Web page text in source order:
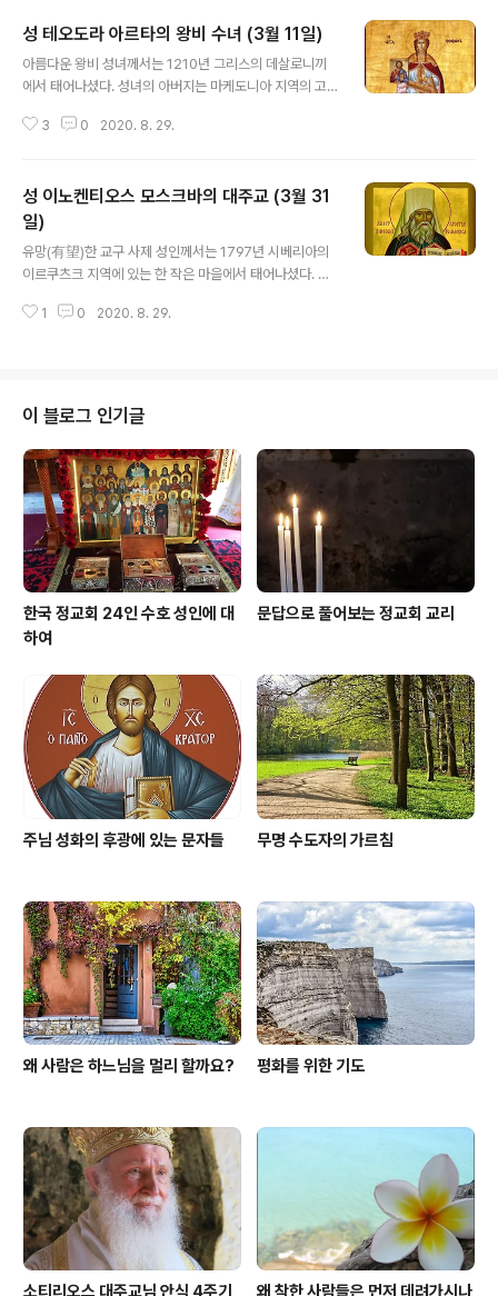
성 테오도라 아르타의 왕비 수녀 (3월 11일)
아름다운 왕비 성녀께서는 1210년 그리스의 데살로니끼
에서 태어나셨다. 성녀의 아버지는 마케도니아 지역의 고
엘레니는 딸을 하느님의 말씀으로 양육하였으며, 성녀는
(聖地)를 이슬람교도로부터 해방시킨다는 명분(名分) 아
래 비잔틴 황제를 공격하였다. 그리고 콘스탄티노플을 약
탈하면서 야만적인 행위를 저질렀다. 이때 비잔티움의 황
제와 귀족들은 그 도시를 떠나 소아시아의 폰도스(Pontu
리스의 서부지역) 등으로 흩어져서 통치하게 되었다. 123
3 0 2020. 8. 29.
성 이노켄티오스 모스크바의 대주교 (3월 31
일)
유망(有望)한 교구 사제 성인께서는 1797년 시베리아의
이르쿠츠크 지역에 있는 한 작은 마을에서 태어나셨다. 아
된 성인께서는 활기에 넘치는 지적 면모를 보여주었을 뿐
셨다. 결혼을 하자마자 곧바로 사제가 된 성인께서는 장래
가 촉망되는 교구 사제이셨다. 그러나 1823년 알래스카에
선교사를 보내기 위해 모스크바의 주교회의가 서신을 보내
오자 성인의 마음은 알류샨 원주민들(Aleutians)에게 그
리스도의 복음을 전해야 한다는 사도적 열정으로 활활 타
올랐다. 우날라스카의 선교 14개월에 걸..
1 0 2020. 8. 29.
이 블로그 인기글
한국 정교회 24인 수호 성인에 대
하여
문답으로 풀어보는 정교회 교리
주님 성화의 후광에 있는 문자들 무명 수도자의 가르침
왜 사람은 하느님을 멀리 할까요? 평화를 위한 기도